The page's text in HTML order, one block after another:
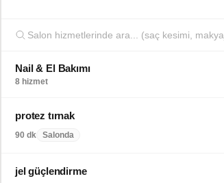
Nail & El Bakımı
8 hizmet
protez tırnak
90 dk Salonda
jel güçlendirme